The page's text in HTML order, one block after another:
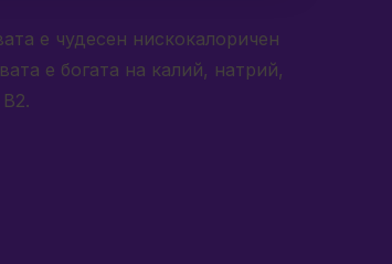
е чудесен нискокалоричен
е богата на калий, натрий,